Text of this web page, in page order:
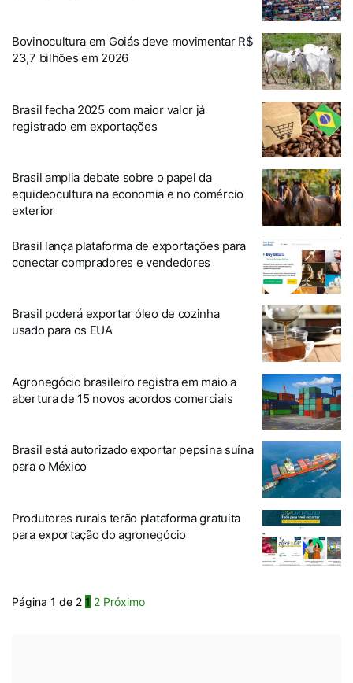
Bovinocultura em Goiás deve movimentar R$
23,7 bilhões em 2026
Brasil fecha 2025 com maior valor já
registrado em exportações
Brasil amplia debate sobre o papel da
equideocultura na economia e no comércio
exterior
Brasil lança plataforma de exportações para
conectar compradores e vendedores
Brasil poderá exportar óleo de cozinha
usado para os EUA
Agronegócio brasileiro registra em maio a
abertura de 15 novos acordos comerciais
Brasil está autorizado exportar pepsina suína
para o México
Produtores rurais terão plataforma gratuita
para exportação do agronegócio
Página 1 de 2 1 2 Próximo